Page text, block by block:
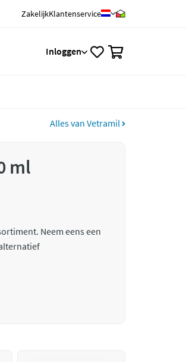
ZakelijkKlantenservice
Inloggen
Alles van Vetramil
ml
Neem eens een